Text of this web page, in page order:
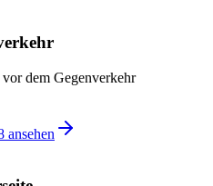
dem Gegenverkehr
ansehen